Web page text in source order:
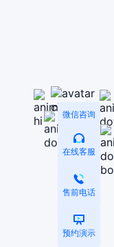
微信咨询
在线客服
售前电话
预约演示